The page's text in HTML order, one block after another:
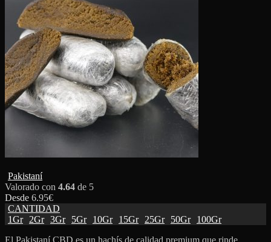
Pakistaní
Valorado con 4.64 de 5
Desde 6.95€
CANTIDAD
1Gr
2Gr 3Gr 5Gr 10Gr 15Gr 25Gr 50Gr
100Gr
El Pakistaní CBD es un hachís de calidad premium que rinde